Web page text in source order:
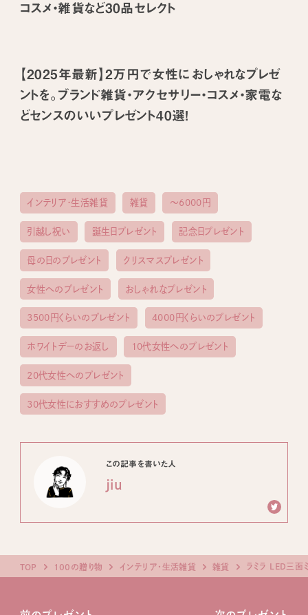
コスメ・雑貨など30品セレクト
【2025年最新】2万円で女性におしゃれなプレゼ
ントを。ブランド雑貨・アクセサリー・コスメ・家電な
どセンスのいいプレゼント40選！
インテリア・生活雑貨 雑貨 〜6000円
引越し祝い 誕生日プレゼント 記念日プレゼント
母の日のプレゼント クリスマスプレゼント
女性へのプレゼント おしゃれなプレゼント
3500円くらいのプレゼント 4000円くらいのプレゼント
ホワイトデーのお返し 10代女性へのプレゼント
20代女性へのプレゼント
30代女性におすすめのプレゼント
この記事を書いた人
jiu
TOP 100の贈り物 インテリア・生活雑貨 雑貨 ラミラ LED三面